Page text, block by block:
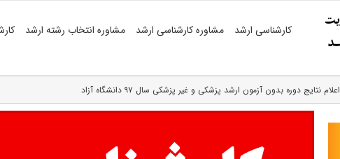
کارشناسی ارشد مشاوره کارشناسی ارشد مشاوره انتخاب رشته ارشد
اعلام نتایج دوره بدون آزمون ارشد پزشکی و غیر پزشکی سال ۹۷ دانشگاه آزاد